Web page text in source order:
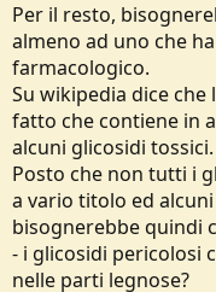
Per il resto,
almeno ad uno che
farmacologico.
Su wikipedia dice che
fatto che contiene in
alcuni glicosidi tossici.
Posto che non tutti i
a vario titolo ed
bisognerebbe quindi
- i glicosidi pericolosi
nelle parti legnose?